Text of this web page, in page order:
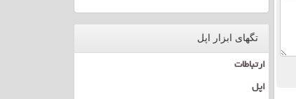
تگهای ابزار اپل
ارتباطات
اپل